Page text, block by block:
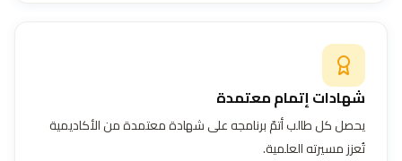
شهادات إتمام معتمدة
يحصل كل طالب أتمّ برنامجه على شهادة معتمدة من الأكاديمية
تُعزز مسيرته العلمية.